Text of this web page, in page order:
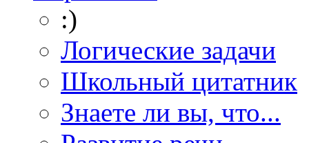
:)
Логические задачи
Школьный цитатник
Знаете ли вы, что...